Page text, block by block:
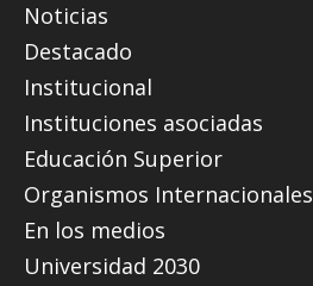
Noticias
Destacado
Institucional
Instituciones asociadas
Educación Superior
Organismos Internacionales
En los medios
Universidad 2030